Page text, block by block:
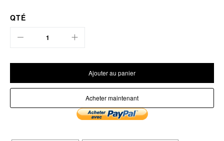
QTÉ
Ajouter au panier
Acheter maintenant